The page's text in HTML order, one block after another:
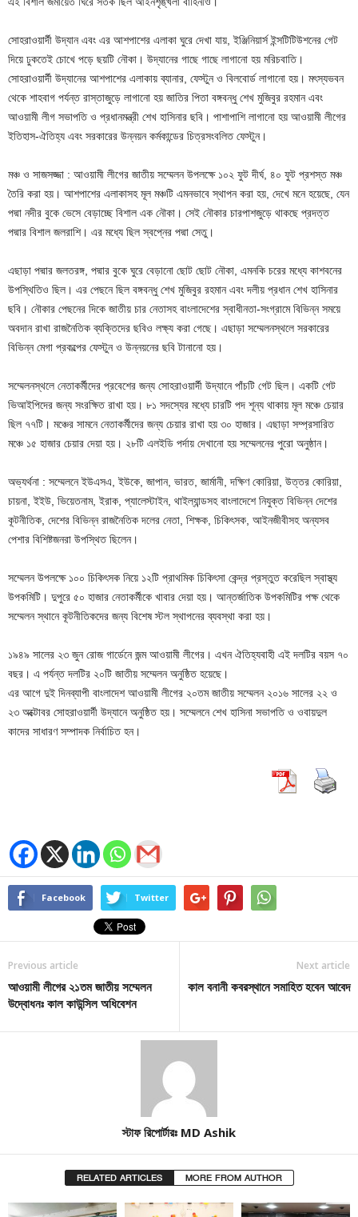
সোহরাওয়ার্দী উদ্যান এবং এর আশপাশের এলাকা ঘুরে দেখা যায়, ইঞ্জিনিয়ার্স ইন্সটিটিউশনের গেট
দিয়ে ঢুকতেই চোখে পড়ে ছয়টি নৌকা। উদ্যানের গাছে গাছে লাগানো হয় মরিচবাতি।
সোহরাওয়ার্দী উদ্যানের আশপাশের এলাকায় ব্যানার, ফেস্টুন ও বিলবোর্ড লাগানো হয়। মৎস্যভবন
থেকে শাহবাগ পর্যন্ত রাস্তাজুড়ে লাগানো হয় জাতির পিতা বঙ্গবন্ধু শেখ মুজিবুর রহমান এবং
আওয়ামী লীগ সভাপতি ও প্রধানমন্ত্রী শেখ হাসিনার ছবি। পাশাপাশি লাগানো হয় আওয়ামী লীগের
ইতিহাস-ঐতিহ্য এবং সরকারের উন্নয়ন কর্মকান্ডের চিত্রসংবলিত ফেস্টুন।
মঞ্চ ও সাজসজ্জা : আওয়ামী লীগের জাতীয় সম্মেলন উপলক্ষে ১০২ ফুট দীর্ঘ, ৪০ ফুট প্রশস্ত মঞ্চ
তৈরি করা হয়। আশপাশের এলাকাসহ মূল মঞ্চটি এমনভাবে স্থাপন করা হয়, দেখে মনে হয়েছে, যেন
পদ্মা নদীর বুকে ভেসে বেড়াচ্ছে বিশাল এক নৌকা। সেই নৌকার চারপাশজুড়ে থাকছে প্রদত্ত
পদ্মার বিশাল জলরাশি। এর মধ্যে ছিল স্বপ্নের পদ্মা সেতু।
এছাড়া পদ্মার জলতরঙ্গ, পদ্মার বুকে ঘুরে বেড়ানো ছোট ছোট নৌকা, এমনকি চরের মধ্যে কাশবনের
উপস্থিতিও ছিল। এর পেছনে ছিল বঙ্গবন্ধু শেখ মুজিবুর রহমান এবং দলীয় প্রধান শেখ হাসিনার
ছবি। নৌকার পেছনের দিকে জাতীয় চার নেতাসহ বাংলাদেশের স্বাধীনতা-সংগ্রামে বিভিন্ন সময়ে
অবদান রাখা রাজনৈতিক ব্যক্তিদের ছবিও লক্ষ্য করা গেছে। এছাড়া সম্মেলনস্থলে সরকারের
বিভিন্ন মেগা প্রকল্পের ফেস্টুন ও উন্নয়নের ছবি টানানো হয়।
সম্মেলনস্থলে নেতাকর্মীদের প্রবেশের জন্য সোহরাওয়ার্দী উদ্যানে পাঁচটি গেট ছিল। একটি গেট
ভিআইপিদের জন্য সংরক্ষিত রাখা হয়। ৮১ সদস্যের মধ্যে চারটি পদ শূন্য থাকায় মূল মঞ্চে চেয়ার
ছিল ৭৭টি। মঞ্চের সামনে নেতাকর্মীদের জন্য চেয়ার রাখা হয় ৩০ হাজার। এছাড়া সম্প্রসারিত
মঞ্চে ১৫ হাজার চেয়ার দেয়া হয়। ২৮টি এলইডি পর্দায় দেখানো হয় সম্মেলনের পুরো অনুষ্ঠান।
অভ্যর্থনা : সম্মেলনে ইউএসএ, ইউকে, জাপান, ভারত, জার্মানী, দক্ষিণ কোরিয়া, উত্তর কোরিয়া,
চায়না, ইইউ, ভিয়েতনাম, ইরাক, প্যালেস্টাইন, থাইল্যান্ডসহ বাংলাদেশে নিযুক্ত বিভিন্ন দেশের
কূটনীতিক, দেশের বিভিন্ন রাজনৈতিক দলের নেতা, শিক্ষক, চিকিৎসক, আইনজীবীসহ অন্যসব
পেশার বিশিষ্টজনরা উপস্থিত ছিলেন।
সম্মেলন উপলক্ষে ১০০ চিকিৎসক নিয়ে ১২টি প্রাথমিক চিকিৎসা কেন্দ্র প্রস্তুত করেছিল স্বাস্থ্য
উপকমিটি। দুপুরে ৫০ হাজার নেতাকর্মীকে খাবার দেয়া হয়। আন্তর্জাতিক উপকমিটির পক্ষ থেকে
সম্মেলন স্থানে কূটনীতিকদের জন্য বিশেষ স্টল স্থাপনের ব্যবস্থা করা হয়।
১৯৪৯ সালের ২৩ জুন রোজ গার্ডেনে জন্ম আওয়ামী লীগের। এখন ঐতিহ্যবাহী এই দলটির বয়স ৭০
বছর। এ পর্যন্ত দলটির ২০টি জাতীয় সম্মেলন অনুষ্ঠিত হয়েছে।
এর আগে দুই দিনব্যাপী বাংলাদেশ আওয়ামী লীগের ২০তম জাতীয় সম্মেলন ২০১৬ সালের ২২ ও
২৩ অক্টোবর সোহরাওয়ার্দী উদ্যানে অনুষ্ঠিত হয়। সম্মেলনে শেখ হাসিনা সভাপতি ও ওবায়দুল
কাদের সাধারণ সম্পাদক নির্বাচিত হন।
Facebook Twitter
Previous article
আওয়ামী লীগের ২১তম জাতীয় সম্মেলন
উদ্বোধনঃ কাল কাউন্সিল অধিবেশন
Next article
কাল বনানী কবরস্থানে সমাহিত হবেন আবেদ
স্টাফ রিপোর্টারঃ MD Ashik
RELATED ARTICLES MORE FROM AUTHOR